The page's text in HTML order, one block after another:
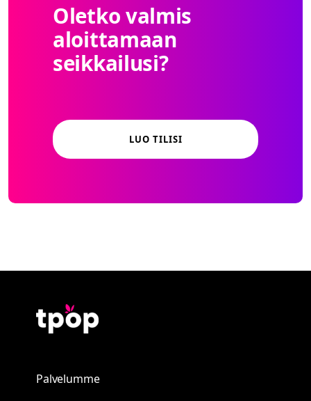
Oletko valmis
aloittamaan
seikkailusi?
LUO TILISI
Palvelumme